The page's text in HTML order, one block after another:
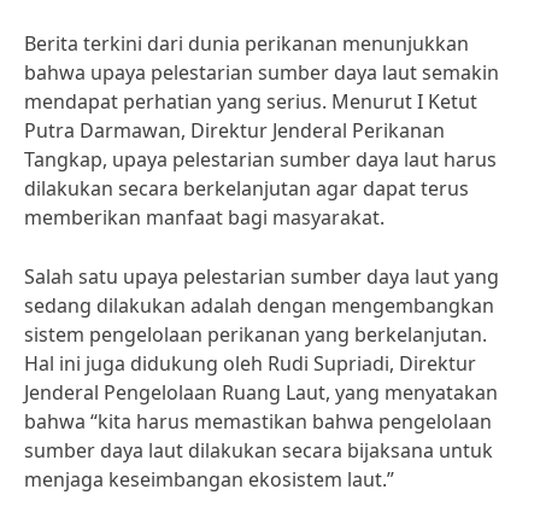
Berita terkini dari dunia perikanan menunjukkan
bahwa upaya pelestarian sumber daya laut semakin
mendapat perhatian yang serius. Menurut I Ketut
Putra Darmawan, Direktur Jenderal Perikanan
Tangkap, upaya pelestarian sumber daya laut harus
dilakukan secara berkelanjutan agar dapat terus
memberikan manfaat bagi masyarakat.
Salah satu upaya pelestarian sumber daya laut yang
sedang dilakukan adalah dengan mengembangkan
sistem pengelolaan perikanan yang berkelanjutan.
Hal ini juga didukung oleh Rudi Supriadi, Direktur
Jenderal Pengelolaan Ruang Laut, yang menyatakan
bahwa “kita harus memastikan bahwa pengelolaan
sumber daya laut dilakukan secara bijaksana untuk
menjaga keseimbangan ekosistem laut.”